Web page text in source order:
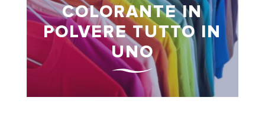
COLORANTE IN
POLVERE TUTTO IN
UNO